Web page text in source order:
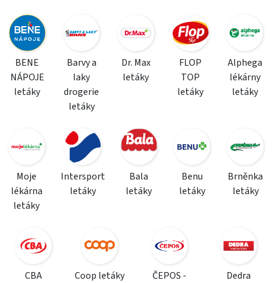
BENE
NÁPOJE
letáky
Barvy a
laky
drogerie
letáky
Dr. Max
letáky
FLOP
TOP
letáky
Alphega
lékárny
letáky
Moje
lékárna
letáky
Intersport
letáky
Bala
letáky
Benu
letáky
Brněnka
letáky
CBA
Coop letáky
ČEPOS -
Dedra